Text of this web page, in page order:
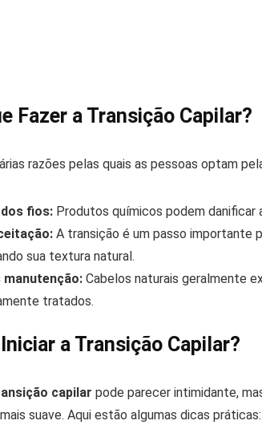
Fazer a Transição Capilar?
razões pelas quais as pessoas optam
fios: Produtos químicos podem
A transição é um passo importante
sua textura natural.
manutenção: Cabelos naturais geralmente
tratados.
a Transição Capilar?
capilar pode parecer intimidante,
suave. Aqui estão algumas dicas práticas: